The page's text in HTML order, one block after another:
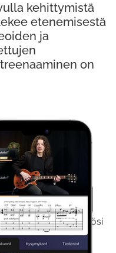
sisältömme käyttöösi
kehittymistä
etenemisestä
ja
on